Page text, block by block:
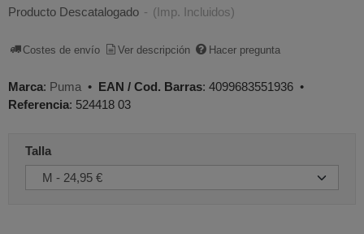
Producto Descatalogado - (Imp. Incluidos)
Costes de envío Ver descripción Hacer pregunta
Marca: Puma • EAN / Cod. Barras: 4099683551936 •
Referencia: 524418 03
Talla